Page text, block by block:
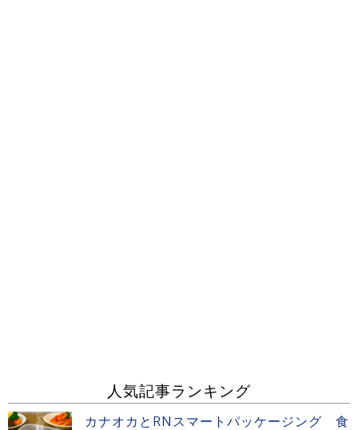
人気記事ランキング
カナオカとRNスマートパッケージング 食